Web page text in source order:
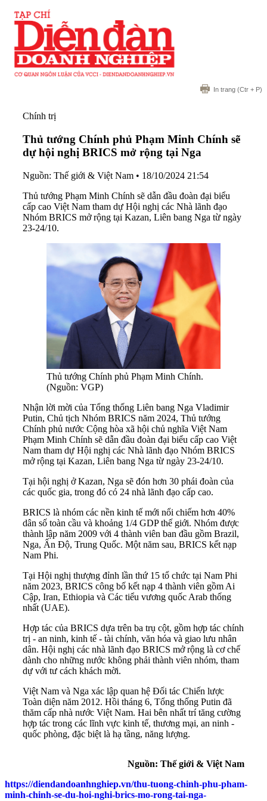
In trang (Ctr + P)
Chính trị
Thủ tướng Chính phủ Phạm Minh Chính sẽ
dự hội nghị BRICS mở rộng tại Nga
Nguồn: Thế giới & Việt Nam • 18/10/2024 21:54
Thủ tướng Phạm Minh Chính sẽ dẫn đầu đoàn đại biểu
cấp cao Việt Nam tham dự Hội nghị các Nhà lãnh đạo
Nhóm BRICS mở rộng tại Kazan, Liên bang Nga từ ngày
23-24/10.
Thủ tướng Chính phủ Phạm Minh Chính.
(Nguồn: VGP)
Nhận lời mời của Tổng thống Liên bang Nga Vladimir
Putin, Chủ tịch Nhóm BRICS năm 2024, Thủ tướng
Chính phủ nước Cộng hòa xã hội chủ nghĩa Việt Nam
Phạm Minh Chính sẽ dẫn đầu đoàn đại biểu cấp cao Việt
Nam tham dự Hội nghị các Nhà lãnh đạo Nhóm BRICS
mở rộng tại Kazan, Liên bang Nga từ ngày 23-24/10.
Tại hội nghị ở Kazan, Nga sẽ đón hơn 30 phái đoàn của
các quốc gia, trong đó có 24 nhà lãnh đạo cấp cao.
BRICS là nhóm các nền kinh tế mới nổi chiếm hơn 40%
dân số toàn cầu và khoảng 1/4 GDP thế giới. Nhóm được
thành lập năm 2009 với 4 thành viên ban đầu gồm Brazil,
Nga, Ấn Độ, Trung Quốc. Một năm sau, BRICS kết nạp
Nam Phi.
Tại Hội nghị thượng đỉnh lần thứ 15 tổ chức tại Nam Phi
năm 2023, BRICS công bố kết nạp 4 thành viên gồm Ai
Cập, Iran, Ethiopia và Các tiểu vương quốc Arab thống
nhất (UAE).
Hợp tác của BRICS dựa trên ba trụ cột, gồm hợp tác chính
trị - an ninh, kinh tế - tài chính, văn hóa và giao lưu nhân
dân. Hội nghị các nhà lãnh đạo BRICS mở rộng là cơ chế
dành cho những nước không phải thành viên nhóm, tham
dự với tư cách khách mời.
Việt Nam và Nga xác lập quan hệ Đối tác Chiến lược
Toàn diện năm 2012. Hồi tháng 6, Tổng thống Putin đã
thăm cấp nhà nước Việt Nam. Hai bên nhất trí tăng cường
hợp tác trong các lĩnh vực kinh tế, thương mại, an ninh -
quốc phòng, đặc biệt là hạ tầng, năng lượng.
Nguồn: Thế giới & Việt Nam
https://diendandoanhnghiep.vn/thu-tuong-chinh-phu-pham-
minh-chinh-se-du-hoi-nghi-brics-mo-rong-tai-nga-